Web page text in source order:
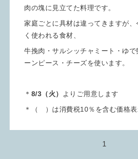
肉の塊に見立てた料理です。
家庭ごとに具材は違ってきますが、
く使われる食材、
牛挽肉・サルシッチャミート・ゆで
ーンピース・チーズを使います。
＊ 8/3（火）
よりご用意します
＊（ ）は消費税10％を含む価格表
1